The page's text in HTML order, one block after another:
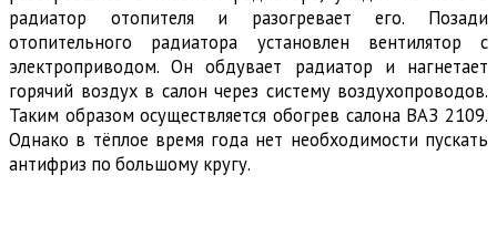
радиатор отопителя и разогревает его. Позади
отопительного радиатора установлен вентилятор с
электроприводом. Он обдувает радиатор и нагнетает
горячий воздух в салон через систему воздухопроводов.
Таким образом осуществляется обогрев салона ВАЗ 2109.
Однако в тёплое время года нет необходимости пускать
антифриз по большому кругу.